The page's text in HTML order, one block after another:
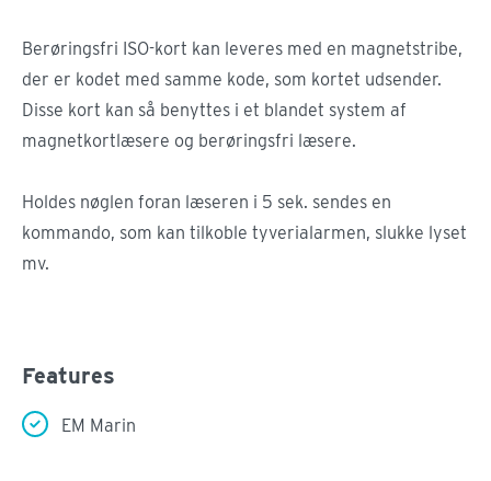
Berøringsfri ISO-kort kan leveres med en magnetstribe,
der er kodet med samme kode, som kortet udsender.
Disse kort kan så benyttes i et blandet system af
magnetkortlæsere og berøringsfri læsere.
Holdes nøglen foran læseren i 5 sek. sendes en
kommando, som kan tilkoble tyverialarmen, slukke lyset
mv.
Features
EM Marin